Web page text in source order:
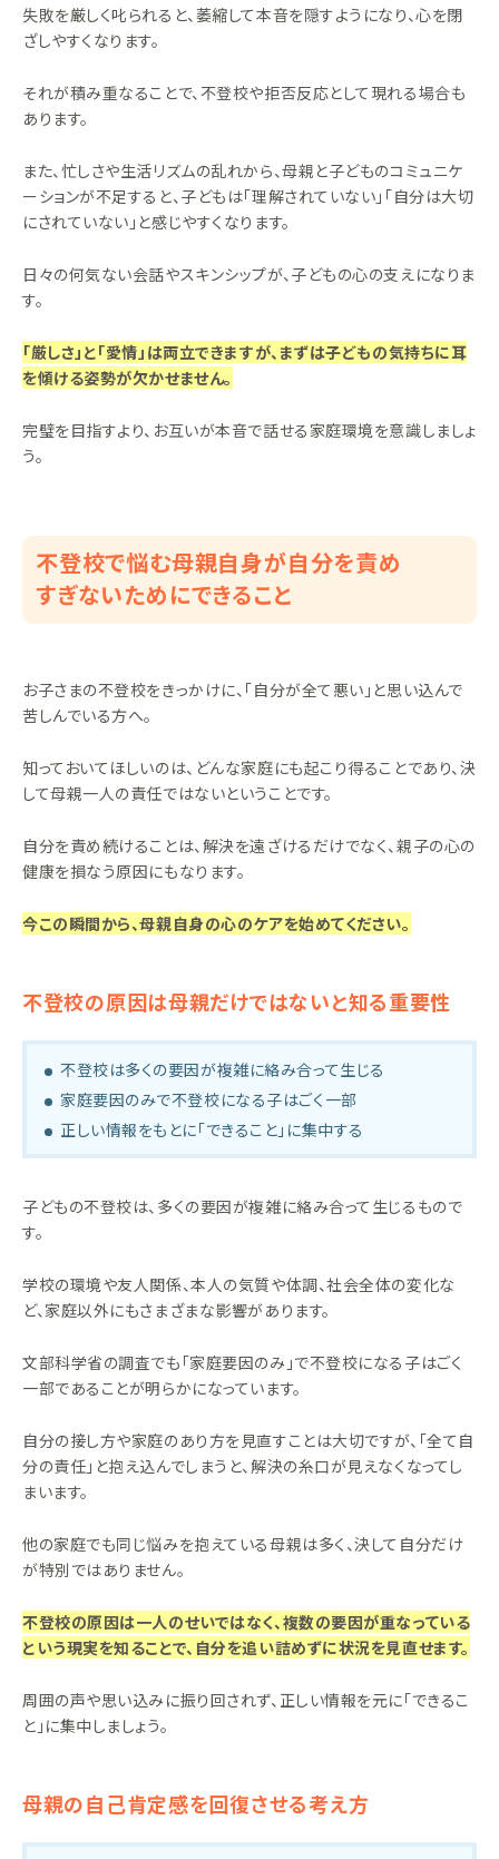
失敗を厳しく叱られると、萎縮して本音を隠すようになり、心を閉
ざしやすくなります。
それが積み重なることで、不登校や拒否反応として現れる場合も
あります。
また、忙しさや生活リズムの乱れから、母親と子どものコミュニケ
ーションが不足すると、子どもは「理解されていない」「自分は大切
にされていない」と感じやすくなります。
日々の何気ない会話やスキンシップが、子どもの心の支えになりま
す。
「厳しさ」と「愛情」は両立できますが、まずは子どもの気持ちに耳
を傾ける姿勢が欠かせません。
完璧を目指すより、お互いが本音で話せる家庭環境を意識しましょ
う。
不登校で悩む母親自身が自分を責め
すぎないためにできること
お子さまの不登校をきっかけに、「自分が全て悪い」と思い込んで
苦しんでいる方へ。
知っておいてほしいのは、どんな家庭にも起こり得ることであり、決
して母親一人の責任ではないということです。
自分を責め続けることは、解決を遠ざけるだけでなく、親子の心の
健康を損なう原因にもなります。
今この瞬間から、母親自身の心のケアを始めてください。
不登校の原因は母親だけではないと知る重要性
不登校は多くの要因が複雑に絡み合って生じる
家庭要因のみで不登校になる子はごく一部
正しい情報をもとに「できること」に集中する
子どもの不登校は、多くの要因が複雑に絡み合って生じるもので
す。
学校の環境や友人関係、本人の気質や体調、社会全体の変化な
ど、家庭以外にもさまざまな影響があります。
文部科学省の調査でも「家庭要因のみ」で不登校になる子はごく
一部であることが明らかになっています。
自分の接し方や家庭のあり方を見直すことは大切ですが、「全て自
分の責任」と抱え込んでしまうと、解決の糸口が見えなくなってし
まいます。
他の家庭でも同じ悩みを抱えている母親は多く、決して自分だけ
が特別ではありません。
不登校の原因は一人のせいではなく、複数の要因が重なっている
という現実を知ることで、自分を追い詰めずに状況を見直せます。
周囲の声や思い込みに振り回されず、正しい情報を元に「できるこ
と」に集中しましょう。
母親の自己肯定感を回復させる考え方